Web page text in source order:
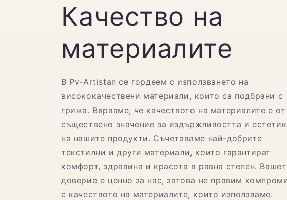
Качество на
материалите
В Pv-Artistan се гордеем с използването на
висококачествени материали, които са подбрани с
грижа. Вярваме, че качеството на материалите е от
съществено значение за издържливостта и
на нашите продукти. Съчетаваме най-добрите
текстилни и други материали, които гарантират
комфорт, здравина и красота в равна степен.
доверие е ценно за нас, затова не правим
с качеството на материалите, които използваме.